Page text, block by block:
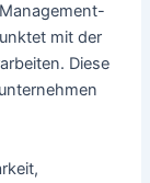
mit der
Diese